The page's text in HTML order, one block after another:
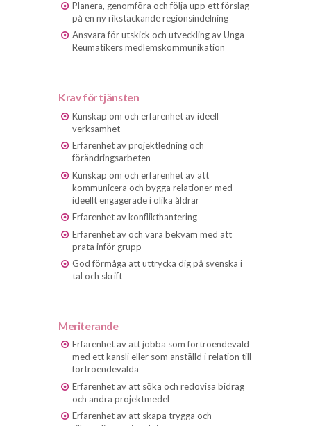
Planera, genomföra och följa upp ett förslag
på en ny rikstäckande regionsindelning
Ansvara för utskick och utveckling av Unga
Reumatikers medlemskommunikation
Krav för tjänsten
Kunskap om och erfarenhet av ideell
verksamhet
Erfarenhet av projektledning och
förändringsarbeten
Kunskap om och erfarenhet av att
kommunicera och bygga relationer med
ideellt engagerade i olika åldrar
Erfarenhet av konflikthantering
Erfarenhet av och vara bekväm med att
prata inför grupp
God förmåga att uttrycka dig på svenska i
tal och skrift
Meriterande
Erfarenhet av att jobba som förtroendevald
med ett kansli eller som anställd i relation till
förtroendevalda
Erfarenhet av att söka och redovisa bidrag
och andra projektmedel
Erfarenhet av att skapa trygga och